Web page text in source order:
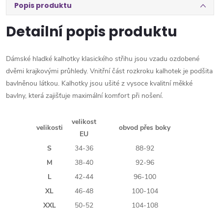
Popis produktu
Detailní popis produktu
Dámské hladké kalhotky klasického střihu jsou vzadu ozdobené
dvěmi krajkovými průhledy. Vnitřní část rozkroku kalhotek je podšita
bavlněnou látkou. Kalhotky jsou ušité z vysoce kvalitní měkké
bavlny, která zajišťuje maximální komfort při nošení.
velikosti
velikost
EU
obvod přes boky
S 34-36
88-92
M
38-40
92-96
L
42-44
96-100
XL
46-48
100-104
XXL
50-52
104-108